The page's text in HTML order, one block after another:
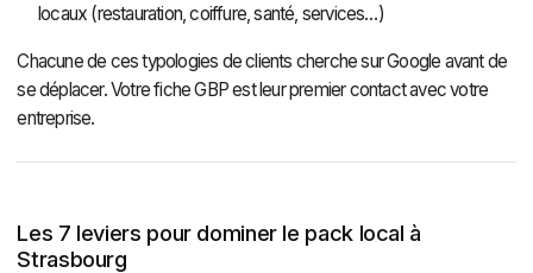
locaux (restauration, coiffure, santé, services…)
Chacune de ces typologies de clients cherche sur Google avant de
se déplacer. Votre fiche GBP est leur premier contact avec votre
entreprise.
Les 7 leviers pour dominer le pack local à
Strasbourg